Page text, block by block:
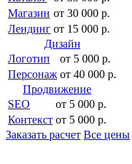
Магазин от 30 000 р.
Лендинг от 15 000 р.
Дизайн
Логотип
от 5 000 р.
Персонаж от 40 000 р.
Продвижение
SEO
от 5 000 р.
Контекст от 5 000 р.
Заказать расчет Все цены